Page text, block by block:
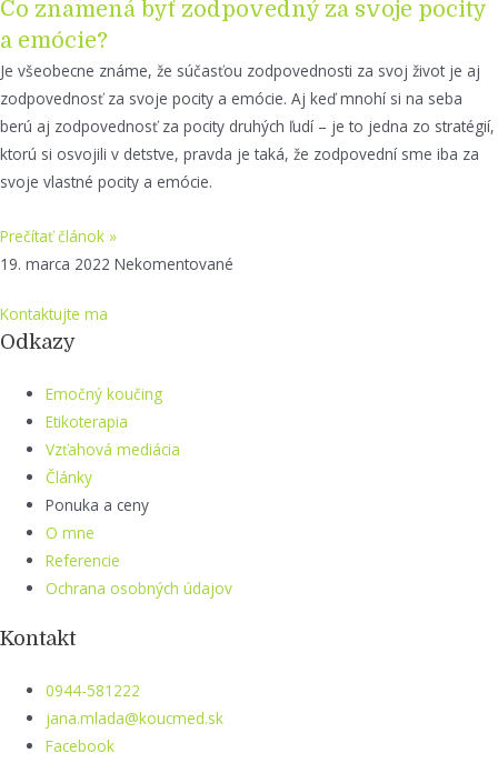
Čo znamená byť zodpovedný za svoje pocity
a emócie?
Je všeobecne známe, že súčasťou zodpovednosti za svoj život je aj
zodpovednosť za svoje pocity a emócie. Aj keď mnohí si na seba
berú aj zodpovednosť za pocity druhých ľudí – je to jedna zo stratégií,
ktorú si osvojili v detstve, pravda je taká, že zodpovední sme iba za
svoje vlastné pocity a emócie.
Prečítať článok »
19. marca 2022 Nekomentované
Kontaktujte ma
Odkazy
Emočný koučing
Etikoterapia
Vzťahová mediácia
Články
Ponuka a ceny
O mne
Referencie
Ochrana osobných údajov
Kontakt
0944-581222
jana.mlada@koucmed.sk
Facebook